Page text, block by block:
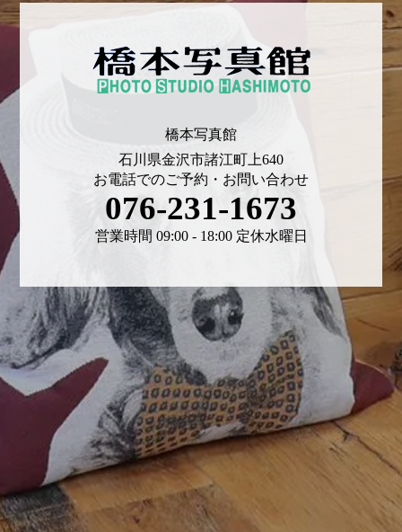
橋本写真館
石川県金沢市諸江町上640
お電話でのご予約・お問い合わせ
076-231-1673
営業時間 09:00 - 18:00 定休水曜日